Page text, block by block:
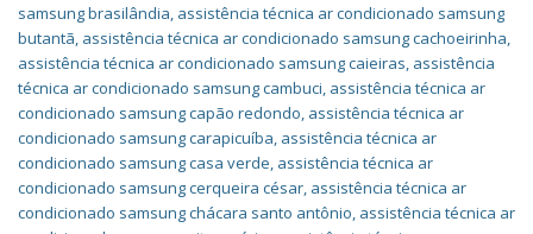
samsung brasilândia, assistência técnica ar condicionado samsung
butantã, assistência técnica ar condicionado samsung cachoeirinha,
assistência técnica ar condicionado samsung caieiras, assistência
técnica ar condicionado samsung cambuci, assistência técnica ar
condicionado samsung capão redondo, assistência técnica ar
condicionado samsung carapicuíba, assistência técnica ar
condicionado samsung casa verde, assistência técnica ar
condicionado samsung cerqueira césar, assistência técnica ar
condicionado samsung chácara santo antônio, assistência técnica ar